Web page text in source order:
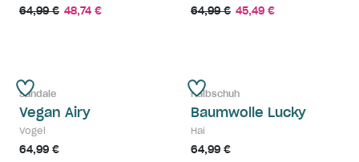
64,99 € 48,74 € 64,99 € 45,49 €
Sandale
Vegan Airy
Vogel
64,99 €
Halbschuh
Baumwolle Lucky
Hai
64,99 €